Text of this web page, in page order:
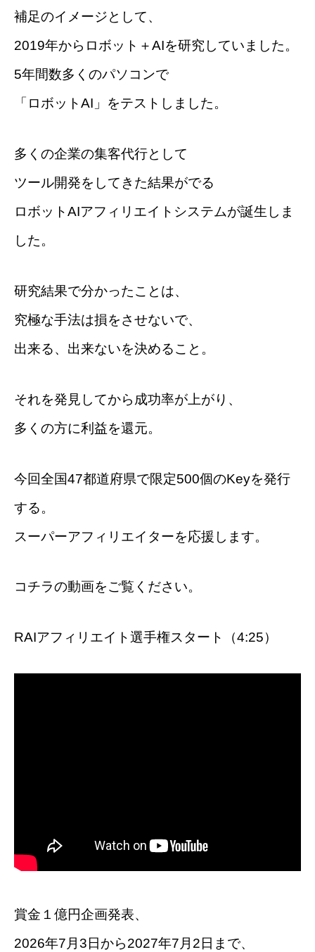
補足のイメージとして、
2019年からロボット＋AIを研究していました。
5年間数多くのパソコンで
「ロボットAI」をテストしました。
多くの企業の集客代行として
ツール開発をしてきた結果がでる
ロボットAIアフィリエイトシステムが誕生しま
した。
研究結果で分かったことは、
究極な手法は損をさせないで、
出来る、出来ないを決めること。
それを発見してから成功率が上がり、
多くの方に利益を還元。
今回全国47都道府県で限定500個のKeyを発行
する。
スーパーアフィリエイターを応援します。
コチラの動画をご覧ください。
RAIアフィリエイト選手権スタート（4:25）
賞金１億円企画発表、
2026年7月3日から2027年7月2日まで、